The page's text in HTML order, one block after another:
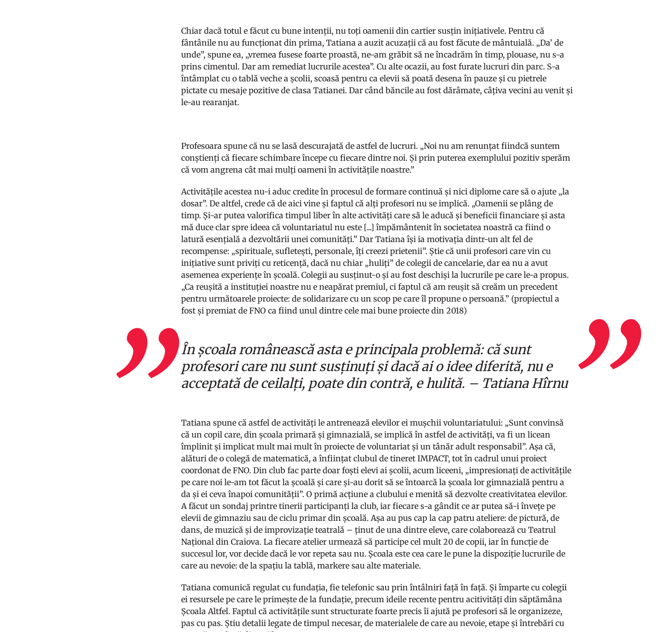
Chiar dacă totul e făcut cu bune intenții, nu toți oamenii din cartier susțin inițiativele. Pentru că
fântânile nu au funcționat din prima, Tatiana a auzit acuzații că au fost făcute de mântuială. „Da’ de
unde”, spune ea, „vremea fusese foarte proastă, ne-am grăbit să ne încadrăm în timp, plouase, nu s-a
prins cimentul. Dar am remediat lucrurile acestea”. Cu alte ocazii, au fost furate lucruri din parc. S-a
întâmplat cu o tablă veche a școlii, scoasă pentru ca elevii să poată desena în pauze și cu pietrele
pictate cu mesaje pozitive de clasa Tatianei. Dar când băncile au fost dărâmate, câțiva vecini au venit și
le-au rearanjat.
Profesoara spune că nu se lasă descurajată de astfel de lucruri. „Noi nu am renunțat fiindcă suntem
conștienți că fiecare schimbare începe cu fiecare dintre noi. Și prin puterea exemplului pozitiv sperăm
că vom angrena cât mai mulți oameni în activitățile noastre.”
Activitățile acestea nu-i aduc credite în procesul de formare continuă și nici diplome care să o ajute „la
dosar”. De altfel, crede că de aici vine și faptul că alți profesori nu se implică. „Oamenii se plâng de
timp. Și-ar putea valorifica timpul liber în alte activități care să le aducă și beneficii financiare și asta
mă duce clar spre ideea că voluntariatul nu este [...] împământenit în societatea noastră ca fiind o
latură esențială a dezvoltării unei comunități.” Dar Tatiana își ia motivația dintr-un alt fel de
recompense: „spirituale, sufletești, personale, îți creezi prietenii”. Știe că unii profesori care vin cu
inițiative sunt priviți cu reticență, dacă nu chiar „huliți” de colegii de cancelarie, dar ea nu a avut
asemenea experiențe în școală. Colegii au susținut-o și au fost deschiși la lucrurile pe care le-a propus.
„Ca reușită a instituției noastre nu e neapărat premiul, ci faptul că am reușit să creăm un precedent
pentru următoarele proiecte: de solidarizare cu un scop pe care îl propune o persoană.” (propiectul a
fost și premiat de FNO ca fiind unul dintre cele mai bune proiecte din 2018)
În școala românească asta e principala problemă: că sunt
profesori care nu sunt susținuți și dacă ai o idee diferită, nu e
acceptată de ceilalți, poate din contră, e hulită. – Tatiana Hîrnu
Tatiana spune că astfel de activități le antrenează elevilor ei mușchii voluntariatului: „Sunt convinsă
că un copil care, din școala primară și gimnazială, se implică în astfel de activități, va fi un licean
împlinit și implicat mult mai mult în proiecte de voluntariat și un tânăr adult responsabil”. Așa că,
alături de o colegă de matematică, a înființat clubul de tineret IMPACT, tot în cadrul unui proiect
coordonat de FNO. Din club fac parte doar foști elevi ai școlii, acum liceeni, „impresionați de activitățile
pe care noi le-am tot făcut la școală și care și-au dorit să se întoarcă la școala lor gimnazială pentru a
da și ei ceva înapoi comunității”. O primă acțiune a clubului e menită să dezvolte creativitatea elevilor.
A făcut un sondaj printre tinerii participanți la club, iar fiecare s-a gândit ce ar putea să-i învețe pe
elevii de gimnaziu sau de ciclu primar din școală. Așa au pus cap la cap patru ateliere: de pictură, de
dans, de muzică și de improvizație teatrală – ținut de una dintre eleve, care colaborează cu Teatrul
Național din Craiova. La fiecare atelier urmează să participe cel mult 20 de copii, iar în funcție de
succesul lor, vor decide dacă le vor repeta sau nu. Școala este cea care le pune la dispoziție lucrurile de
care au nevoie: de la spațiu la tablă, markere sau alte materiale.
Tatiana comunică regulat cu fundația, fie telefonic sau prin întâlniri față în față. Și împarte cu colegii
ei resursele pe care le primește de la fundație, precum ideile recente pentru acitivități din săptămâna
Școala Altfel. Faptul că activitățile sunt structurate foarte precis îi ajută pe profesori să le organizeze,
pas cu pas. Știu detalii legate de timpul necesar, de materialele de care au nevoie, etape și întrebări cu